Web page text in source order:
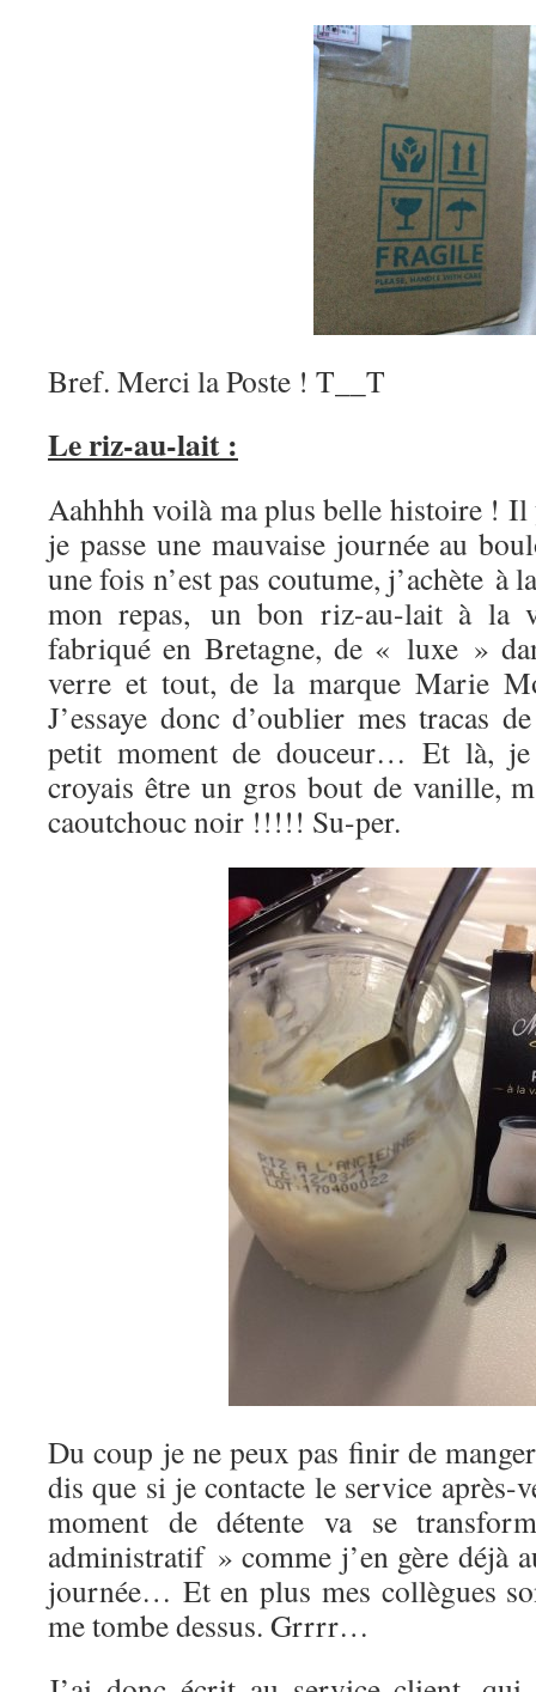
Bref. Merci la Poste ! T__T
Le riz-au-lait :
Aahhhh voilà ma plus belle histoire ! Il
je passe une mauvaise journée au
une fois n’est pas coutume, j’achète à
mon repas, un bon riz-au-lait à la
fabriqué en Bretagne, de « luxe »
verre et tout, de la marque Marie
J’essaye donc d’oublier mes tracas
petit moment de douceur… Et là,
croyais être un gros bout de vanille,
caoutchouc noir !!!!! Su-per.
Du coup je ne peux pas finir de
dis que si je contacte le service après-
moment de détente va se
administratif » comme j’en gère déjà
journée… Et en plus mes collègues
me tombe dessus. Grrrr…